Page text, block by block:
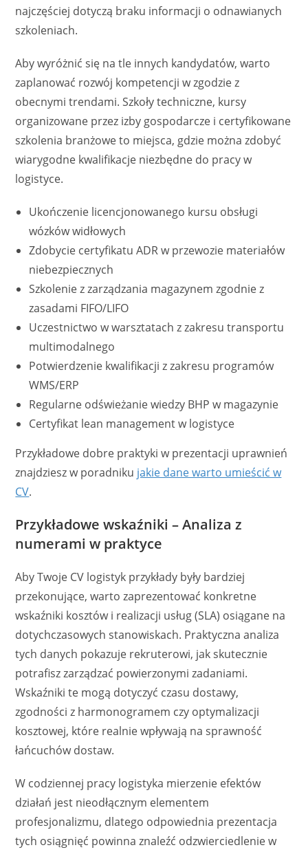
najczęściej dotyczą braku informacji o odnawianych
szkoleniach.
Aby wyróżnić się na tle innych kandydatów, warto
zaplanować rozwój kompetencji w zgodzie z
obecnymi trendami. Szkoły techniczne, kursy
organizowane przez izby gospodarcze i certyfikowane
szkolenia branżowe to miejsca, gdzie można zdobyć
wiarygodne kwalifikacje niezbędne do pracy w
logistyce.
Ukończenie licencjonowanego kursu obsługi
wózków widłowych
Zdobycie certyfikatu ADR w przewozie materiałów
niebezpiecznych
Szkolenie z zarządzania magazynem zgodnie z
zasadami FIFO/LIFO
Uczestnictwo w warsztatach z zakresu transportu
multimodalnego
Potwierdzenie kwalifikacji z zakresu programów
WMS/ERP
Regularne odświeżanie wiedzy BHP w magazynie
Certyfikat lean management w logistyce
Przykładowe dobre praktyki w prezentacji uprawnień
znajdziesz w poradniku jakie dane warto umieścić w
CV.
Przykładowe wskaźniki – Analiza z
numerami w praktyce
Aby Twoje CV logistyk przykłady były bardziej
przekonujące, warto zaprezentować konkretne
wskaźniki kosztów i realizacji usług (SLA) osiągane na
dotychczasowych stanowiskach. Praktyczna analiza
tych danych pokazuje rekruterowi, jak skutecznie
potrafisz zarządzać powierzonymi zadaniami.
Wskaźniki te mogą dotyczyć czasu dostawy,
zgodności z harmonogramem czy optymalizacji
kosztowej, które realnie wpływają na sprawność
łańcuchów dostaw.
W codziennej pracy logistyka mierzenie efektów
działań jest nieodłącznym elementem
profesjonalizmu, dlatego odpowiednia prezentacja
tych osiągnięć powinna znaleźć odzwierciedlenie w